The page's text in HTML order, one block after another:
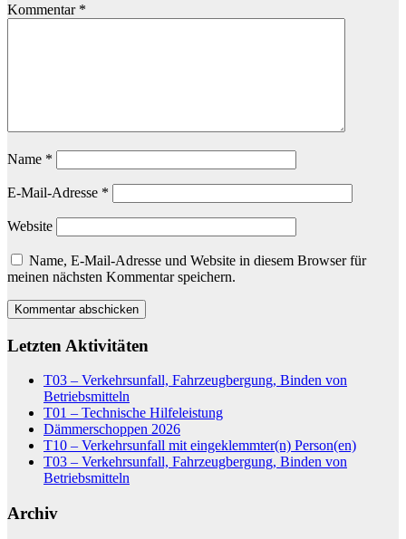
Kommentar *
Name *
E-Mail-Adresse *
Website
Name, E-Mail-Adresse und Website in diesem Browser für
meinen nächsten Kommentar speichern.
Letzten Aktivitäten
T03 – Verkehrsunfall, Fahrzeugbergung, Binden von
Betriebsmitteln
T01 – Technische Hilfeleistung
Dämmerschoppen 2026
T10 – Verkehrsunfall mit eingeklemmter(n) Person(en)
T03 – Verkehrsunfall, Fahrzeugbergung, Binden von
Betriebsmitteln
Archiv